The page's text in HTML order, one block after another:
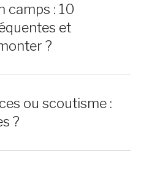
camps : 10
et
?
ou scoutisme :
?